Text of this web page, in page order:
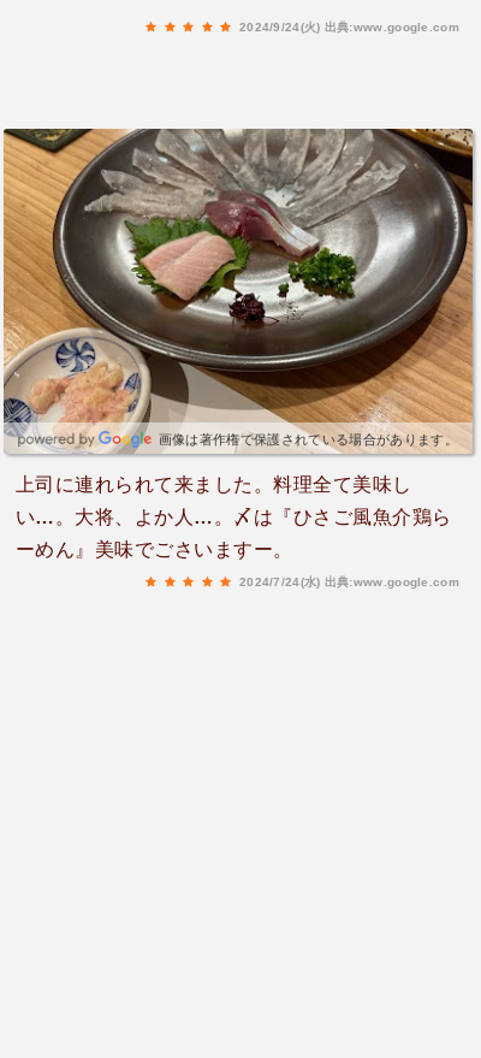
2024/9/24(火) 出典:www.google.com
画像は著作権で保護されている場合があります。
上司に連れられて来ました。料理全て美味し
い…。大将、よか人…。〆は『ひさご風魚介鶏ら
ーめん』美味でごさいますー。
2024/7/24(水) 出典:www.google.com